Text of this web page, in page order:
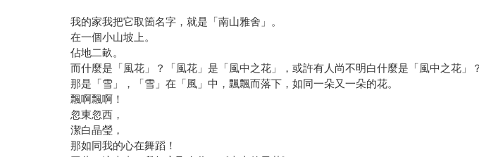
我的家我把它取箇名字，就是「南山雅舍」。
在一個小山坡上。
佔地二畝。
而什麼是「風花」？「風花」是「風中之花」，或許有人尚不明白什麼是「風中之花」？
那是「雪」，「雪」在「風」中，飄飄而落下，如同一朵又一朵的花。
飄啊飄啊！
忽東忽西，
潔白晶瑩，
那如同我的心在舞蹈！